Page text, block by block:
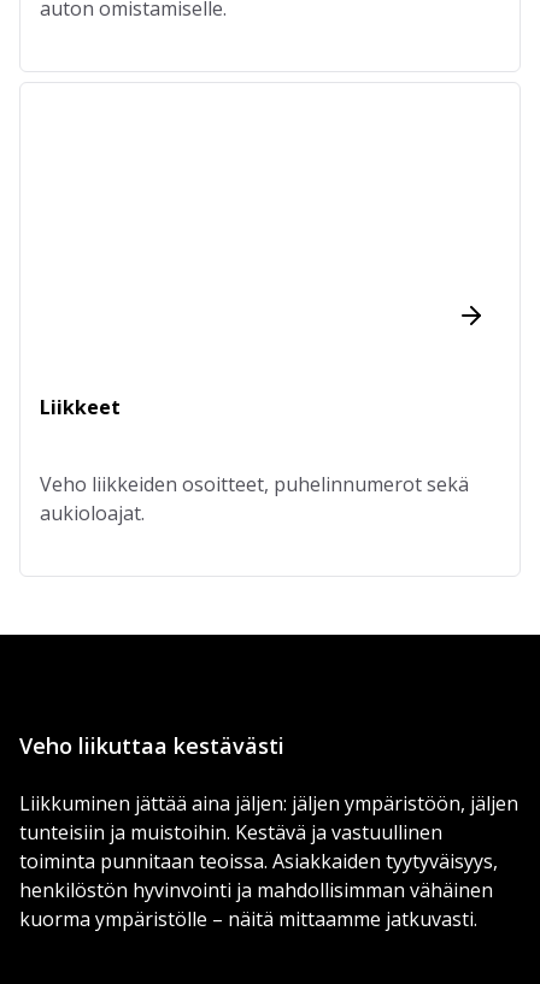
auton omistamiselle.
Liikkeet
Veho liikkeiden osoitteet, puhelinnumerot sekä
aukioloajat.
Veho liikuttaa kestävästi
Liikkuminen jättää aina jäljen: jäljen ympäristöön, jäljen
tunteisiin ja muistoihin. Kestävä ja vastuullinen
toiminta punnitaan teoissa. Asiakkaiden tyytyväisyys,
henkilöstön hyvinvointi ja mahdollisimman vähäinen
kuorma ympäristölle – näitä mittaamme jatkuvasti.